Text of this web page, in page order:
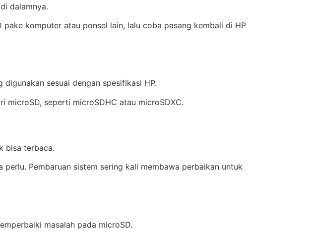
dalamnya.
komputer atau ponsel lain, lalu coba pasang kembali di HP
sesuai dengan spesifikasi HP.
microSD, seperti microSDHC atau microSDXC.
bisa terbaca.
Pembaruan sistem sering kali membawa perbaikan untuk
masalah pada microSD.